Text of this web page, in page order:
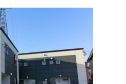
す。
フルJ長坂 A101号室